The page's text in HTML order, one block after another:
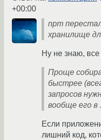
+00:00
npm
хранилище
Ну не знаю, все
Проще
быстрее
запросов
вообще его в
Если
лишний код,